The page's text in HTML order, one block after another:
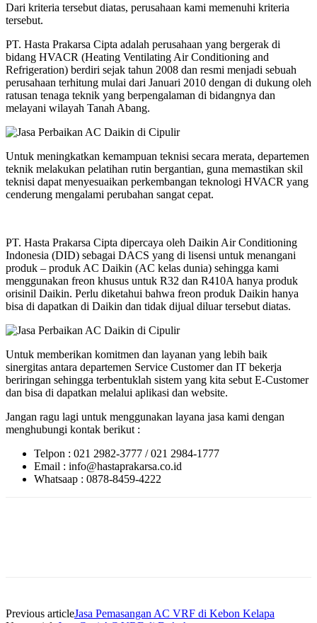
Dari kriteria tersebut diatas, perusahaan kami memenuhi kriteria
tersebut.
PT. Hasta Prakarsa Cipta adalah perusahaan yang bergerak di
bidang HVACR (Heating Ventilating Air Conditioning and
Refrigeration) berdiri sejak tahun 2008 dan resmi menjadi sebuah
perusahaan terhitung mulai dari Januari 2010 dengan di dukung oleh
ratusan tenaga teknik yang berpengalaman di bidangnya dan
melayani wilayah Tanah Abang.
Untuk meningkatkan kemampuan teknisi secara merata, departemen
teknik melakukan pelatihan rutin bergantian, guna memastikan skil
teknisi dapat menyesuaikan perkembangan teknologi HVACR yang
cenderung mengalami perubahan sangat cepat.
PT. Hasta Prakarsa Cipta dipercaya oleh Daikin Air Conditioning
Indonesia (DID) sebagai DACS yang di lisensi untuk menangani
produk – produk AC Daikin (AC kelas dunia) sehingga kami
menggunakan freon khusus untuk R32 dan R410A hanya produk
orisinil Daikin. Perlu diketahui bahwa freon produk Daikin hanya
bisa di dapatkan di Daikin dan tidak dijual diluar tersebut diatas.
Untuk memberikan komitmen dan layanan yang lebih baik
sinergitas antara departemen Service Customer dan IT bekerja
beriringan sehingga terbentuklah sistem yang kita sebut E-Customer
dan bisa di dapatkan melalui aplikasi dan website.
Jangan ragu lagi untuk menggunakan layana jasa kami dengan
menghubungi kontak berikut :
Telpon : 021 2982-3777 / 021 2984-1777
Email : info@hastaprakarsa.co.id
Whatsaap : 0878-8459-4222
Previous articleJasa Pemasangan AC VRF di Kebon Kelapa